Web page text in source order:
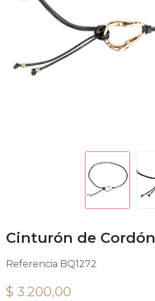
Cinturón de Cordón
Referencia BQ1272
$ 3.200,00